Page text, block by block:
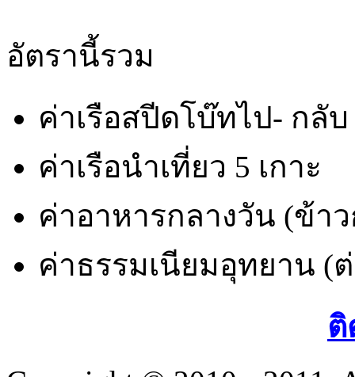
อัตรานี้รวม
ค่าเรือสปีดโบ๊ทไป- กลับ
ค่าเรือนำเที่ยว 5 เกาะ
ค่าอาหารกลางวัน (ข้า
ค่าธรรมเนียมอุทยาน (
ติ